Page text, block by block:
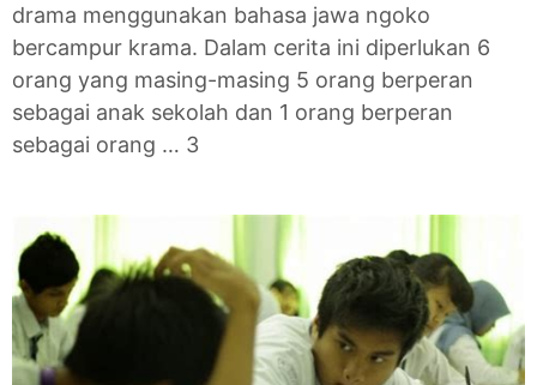
drama menggunakan bahasa jawa ngoko
bercampur krama. Dalam cerita ini diperlukan 6
orang yang masing-masing 5 orang berperan
sebagai anak sekolah dan 1 orang berperan
sebagai orang … 3